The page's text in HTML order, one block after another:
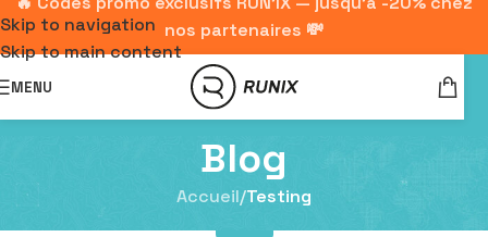
Skip to navigation
Skip to main content
nos partenaires 💸
MENU
Blog
Accueil/Testing